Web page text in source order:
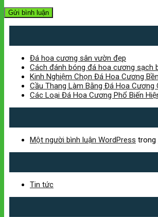
Đá hoa cương sân vườn đẹp
Cách đánh bóng đá hoa cương sạch
Kinh Nghiệm Chọn Đá Hoa Cương
Cầu Thang Làm Bằng Đá Hoa Cương
Các Loại Đá Hoa Cương Phổ Biến
Một người bình luận WordPress trong
Tin tức